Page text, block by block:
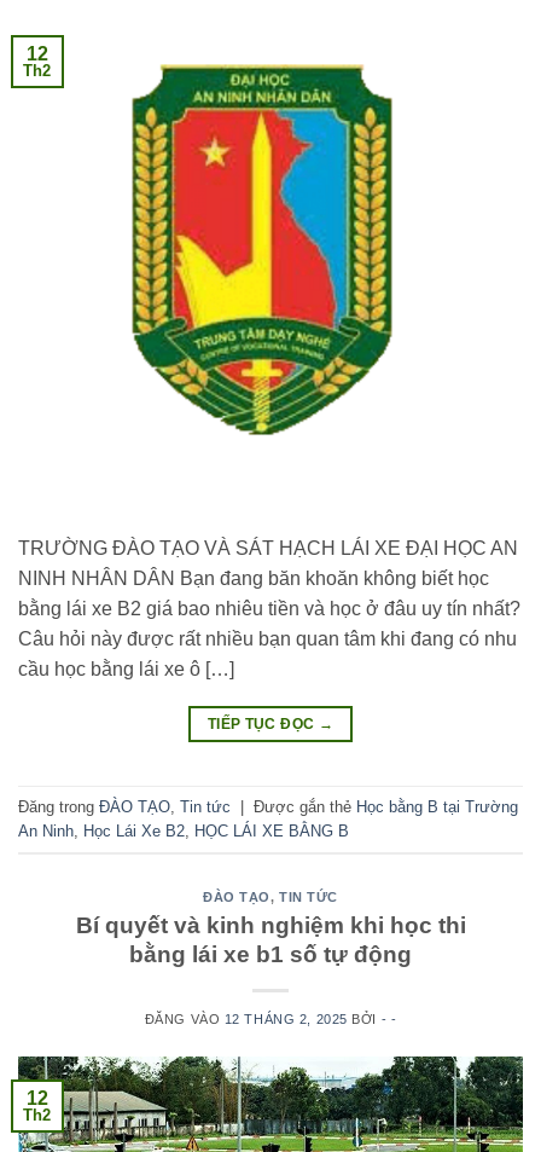
12
Th2
TRƯỜNG ĐÀO TẠO VÀ SÁT HẠCH LÁI XE ĐẠI HỌC AN
NINH NHÂN DÂN Bạn đang băn khoăn không biết học
bằng lái xe B2 giá bao nhiêu tiền và học ở đâu uy tín nhất?
Câu hỏi này được rất nhiều bạn quan tâm khi đang có nhu
cầu học bằng lái xe ô […]
TIẾP TỤC ĐỌC →
Đăng trong ĐÀO TẠO Tin tức | Được gắn thẻ Học bằng B tại Trường
An Ninh Học Lái Xe B2 HỌC LÁI XE BẰNG B
ĐÀO TẠO,TIN TỨC
Bí quyết và kinh nghiệm khi học thi
bằng lái xe b1 số tự động
ĐĂNG VÀO 12 THÁNG 2, 2025 BỞI - -
12
Th2